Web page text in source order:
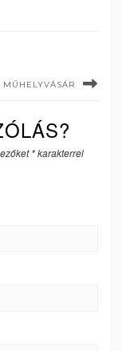
*karakterrel